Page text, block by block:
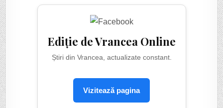
Ediție de Vrancea Online
Știri din Vrancea, actualizate constant.
Vizitează pagina